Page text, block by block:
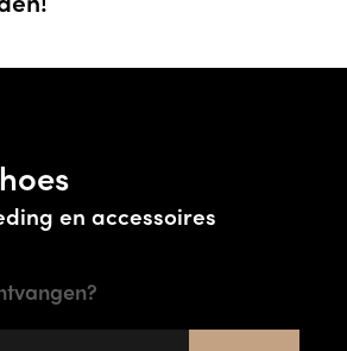
en accessoires